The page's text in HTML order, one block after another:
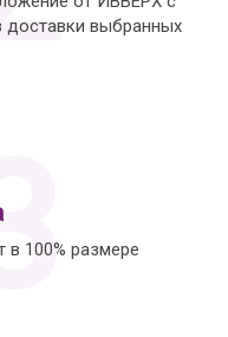
доставки выбранных
в 100% размере